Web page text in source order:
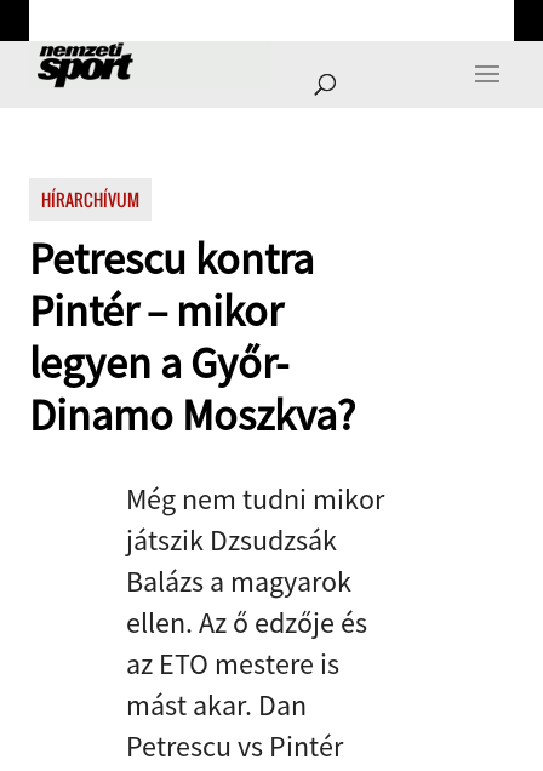
HÍRARCHÍVUM
Petrescu kontra
Pintér – mikor
legyen a Győr-
Dinamo Moszkva?
Még nem tudni mikor
játszik Dzsudzsák
Balázs a magyarok
ellen. Az ő edzője és
az ETO mestere is
mást akar. Dan
Petrescu vs Pintér